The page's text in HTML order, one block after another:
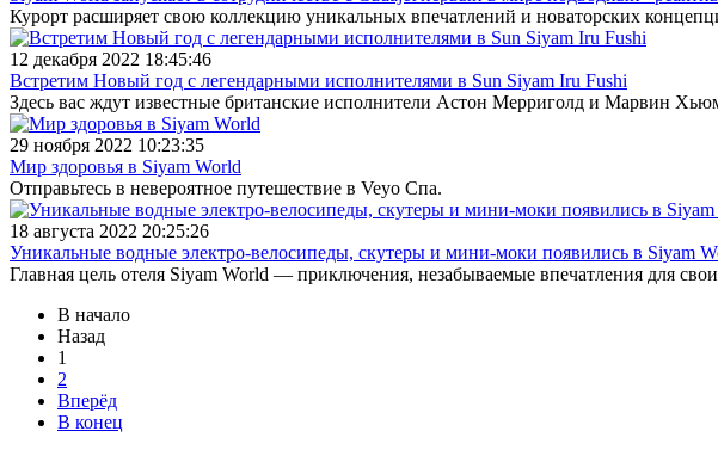
Курорт расширяет свою коллекцию уникальных впечатлений и новаторских
12 декабря 2022 18:45:46
Встретим Новый год с легендарными исполнителями в Sun Siyam Iru Fushi
Здесь вас ждут известные британские исполнители Астон Мерриголд и Марвин
29 ноября 2022 10:23:35
Мир здоровья в Siyam World
Отправьтесь в невероятное путешествие в Veyo Спа.
18 августа 2022 20:25:26
Уникальные водные электро-велосипеды, скутеры и мини-моки появились в Siyam
Главная цель отеля Siyam World — приключения, незабываемые впечатления для
В начало
Назад
1
2
Вперёд
В конец